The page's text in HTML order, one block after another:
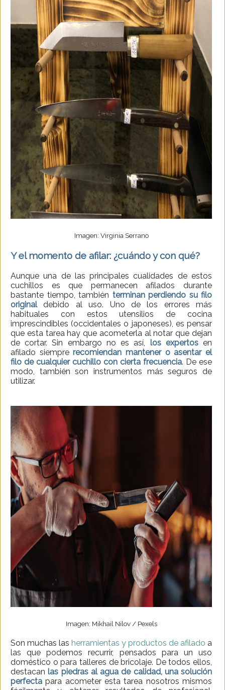
Imagen: Virginia Serrano
Y el momento de afilar: ¿cuándo y con qué?
Aunque una de las principales cualidades de estos
cuchillos es que permanecen afilados durante
bastante tiempo, también terminan perdiendo su filo
originaldebido al uso. Uno de los errores más
habituales con estos utensilios de cocina
imprescindibles (occidentales o japoneses), es pensar
que esta tarea hay que acometerla al notar que dejan
de cortar. Sin embargo no es así, los expertosen
afilado siemprerecomiendan mantener o asentar el
filo de cualquier cuchillo con cierta frecuencia. De ese
modo, también son instrumentos más seguros de
utilizar.
Imagen: Mikhail Nilov / Pexels
Son muchas las herramientas y productos de afilado a
las que podemos recurrir, pensados para un uso
doméstico o para talleres de bricolaje. De todos ellos,
destacanlas piedras al agua de calidad, una solución
perfecta para acometer esta tarea nosotros mismos